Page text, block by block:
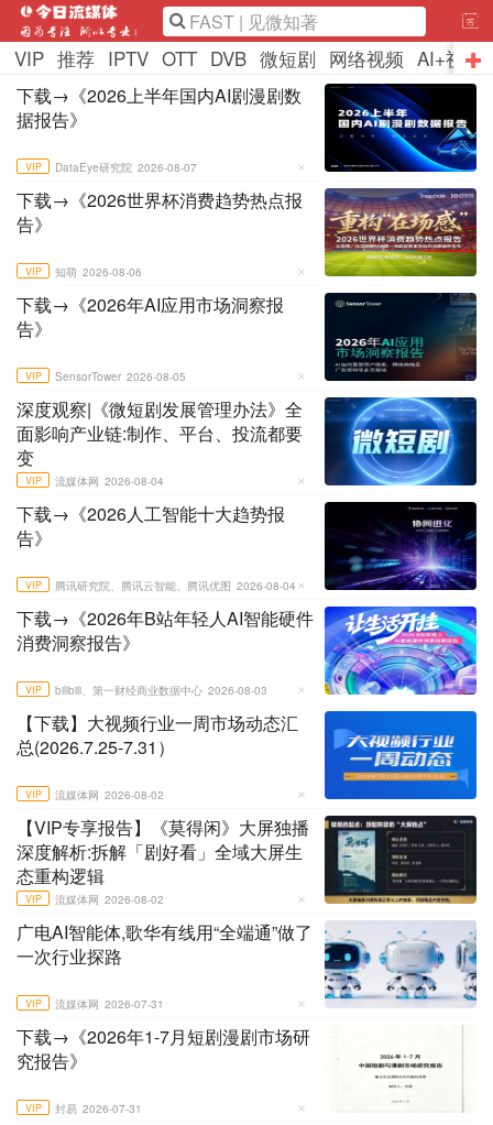
VIP 推荐 IPTV OTT DVB 微短剧 网络视频 AI+视听
下载→《2026上半年国内AI剧漫剧数
据报告》
VIP DataEye研究院 2026-08-07
下载→《2026世界杯消费趋势热点报
告》
VIP 知萌 2026-08-06
下载→《2026年AI应用市场洞察报
告》
VIP SensorTower 2026-08-05
深度观察|《微短剧发展管理办法》全
面影响产业链:制作、平台、投流都要
变
VIP 流媒体网 2026-08-04
下载→《2026人工智能十大趋势报
告》
VIP 腾讯研究院、腾讯云智能、腾讯优图 2026-08-04
下载→《2026年B站年轻人AI智能硬件
消费洞察报告》
VIP bilibili、第一财经商业数据中心 2026-08-03
【下载】大视频行业一周市场动态汇
总(2026.7.25-7.31）
VIP 流媒体网 2026-08-02
【VIP专享报告】《莫得闲》大屏独播
深度解析:拆解「剧好看」全域大屏生
态重构逻辑
VIP 流媒体网 2026-08-02
广电AI智能体,歌华有线用“全端通”做了
一次行业探路
VIP 流媒体网 2026-07-31
下载→《2026年1-7月短剧漫剧市场研
究报告》
VIP 封易 2026-07-31